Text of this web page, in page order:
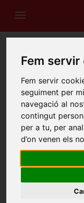
Fem
Fem servir
seguiment per
navegació al
contingut
per a tu, per
d’on venen els
CENTRE CIVIC
Masllorenç
Carrer Nou, 43718